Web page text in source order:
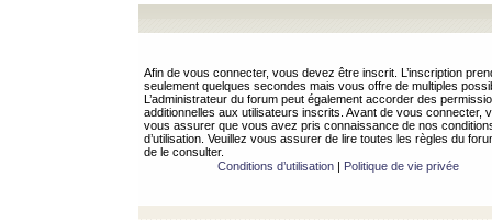
Afin de vous connecter, vous devez être inscrit. L’inscription
seulement quelques secondes mais vous offre de multiples
L’administrateur du forum peut également accorder des
additionnelles aux utilisateurs inscrits. Avant de vous connecter,
vous assurer que vous avez pris connaissance de nos
d’utilisation. Veuillez vous assurer de lire toutes les règles du
de le consulter.
Conditions d’utilisation| Politique de vie privée